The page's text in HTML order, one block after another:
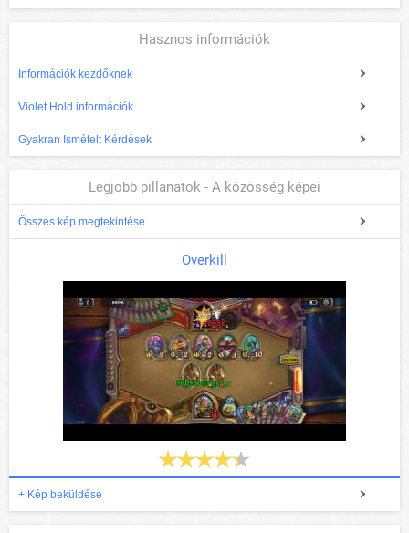
Hasznos információk
Információk kezdőknek
Violet Hold információk
Gyakran Ismételt Kérdések
Legjobb pillanatok - A közösség képei
Összes kép megtekintése
Overkill
+ Kép beküldése